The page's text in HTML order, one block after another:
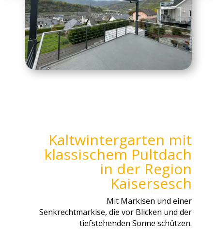
Kaltwintergarten mit
klassischem Pultdach
in der Region
Kaisersesch
Mit Markisen und einer
Senkrechtmarkise, die vor Blicken und der
tiefstehenden Sonne schützen.